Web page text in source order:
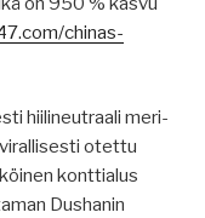
chinas-
hiilineutraali meri-
otettu
konttialus
Dushanin